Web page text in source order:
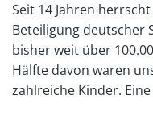
Seit 14 Jahren
Beteiligung deutscher
bisher weit über
Hälfte davon waren
zahlreiche Kinder.